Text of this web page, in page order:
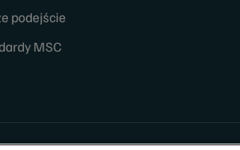
podejście
MSC